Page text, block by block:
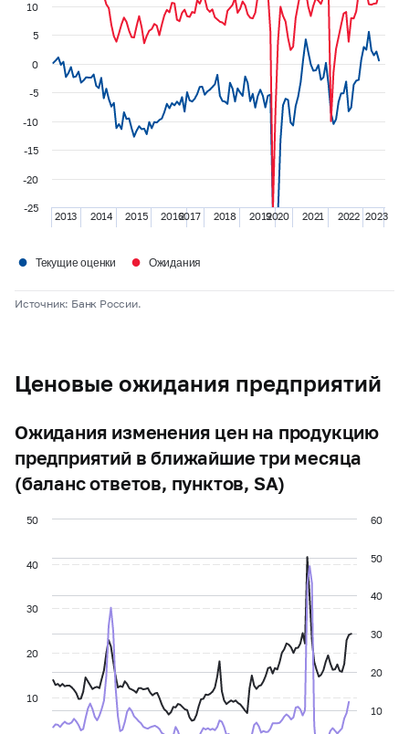
2013 2014 2015 20162017 2018 20192020 2021 2022 2023
-25
-20
-15
-10
-5
0
5
10
● Текущие оценки ● Ожидания
Источник: Банк России.
Ценовые ожидания предприятий
Ожидания изменения цен на продукцию
предприятий в ближайшие три месяца
(баланс ответов, пунктов, SA)
10
20
30
40
50
10
20
30
40
50
60